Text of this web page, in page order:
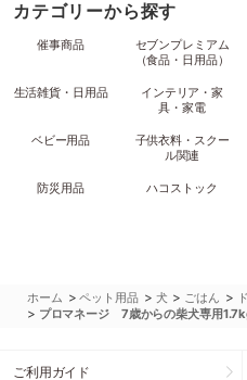
カテゴリーから探す
催事商品
セブンプレミアム
（食品・日用品）
生活雑貨・日用品
インテリア・家
具・家電
ベビー用品
子供衣料・スクー
ル関連
防災用品 ハコストック
ホーム >ペット用品 > 犬 > ごはん >
> プロマネージ 7歳からの柴犬専用
ご利用ガイド